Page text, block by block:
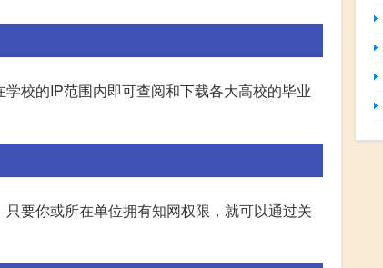
校的IP范围内即可查阅和下载各大高校的毕业
要你或所在单位拥有知网权限，就可以通过关